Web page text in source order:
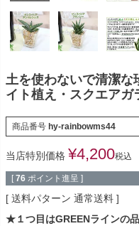
土を使わないで清潔な
イト植え・スクエアガ
商品番号 hy-rainbowms44
当店特別価格 ¥4,200税込
[ 76 ポイント進呈 ]
送料パターン 通常送料
★１つ目はGREENラインの